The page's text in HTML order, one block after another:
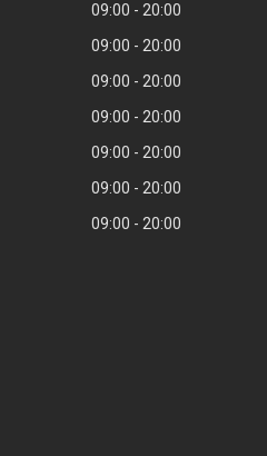
09:00
20:00
09:00
20:00
09:00
20:00
09:00
20:00
09:00
20:00
09:00
20:00
09:00 20:00